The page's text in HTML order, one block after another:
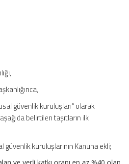
güvenlik kuruluşları” olarak
belirtilen taşıtların ilk
kuruluşlarının Kanuna ekli;